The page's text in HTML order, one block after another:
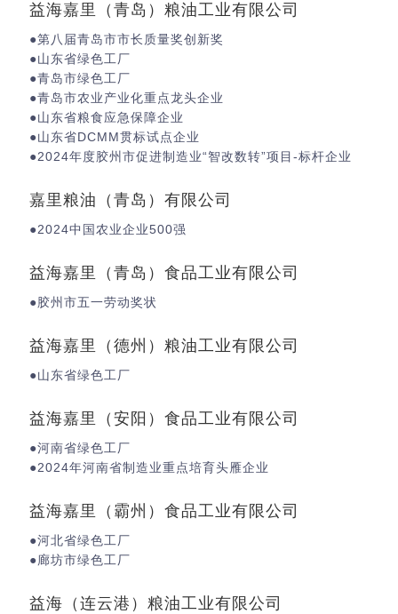
益海嘉里（青岛）粮油工业有限公司
●第八届青岛市市长质量奖创新奖
●山东省绿色工厂
●青岛市绿色工厂
●青岛市农业产业化重点龙头企业
●山东省粮食应急保障企业
●山东省DCMM贯标试点企业
●2024年度胶州市促进制造业“智改数转”项目-标杆企业
嘉里粮油（青岛）有限公司
●2024中国农业企业500强
益海嘉里（青岛）食品工业有限公司
●胶州市五一劳动奖状
益海嘉里（德州）粮油工业有限公司
●山东省绿色工厂
益海嘉里（安阳）食品工业有限公司
●河南省绿色工厂
●2024年河南省制造业重点培育头雁企业
益海嘉里（霸州）食品工业有限公司
●河北省绿色工厂
●廊坊市绿色工厂
益海（连云港）粮油工业有限公司